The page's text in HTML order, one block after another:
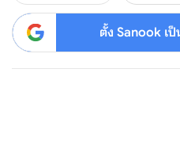
ตั้ง Sanook เ